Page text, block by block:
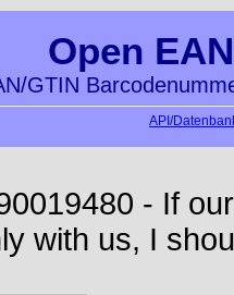
Open
GTIN
API/
- If
with us, I